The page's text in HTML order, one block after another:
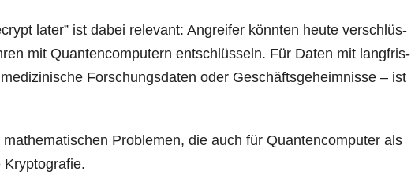
later” ist dabei rele­vant: Angrei­fer könn­ten heu­te ver­schlüs­
mit Quan­ten­com­pu­tern ent­schlüs­seln. Für Daten mit lang­fris­
For­schungs­da­ten oder Geschäfts­ge­heim­nis­se – ist
Pro­ble­men, die auch für Quan­ten­com­pu­ter als